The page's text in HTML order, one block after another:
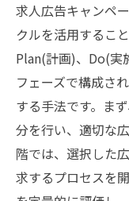
求人広告キャンペ
クルを活用するこ
Plan(計画)、Do(実
フェーズで構成さ
する手法です。ま
分を行い、適切な
階では、選択した
求するプロセスを